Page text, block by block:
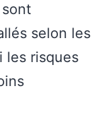
selon les
les risques